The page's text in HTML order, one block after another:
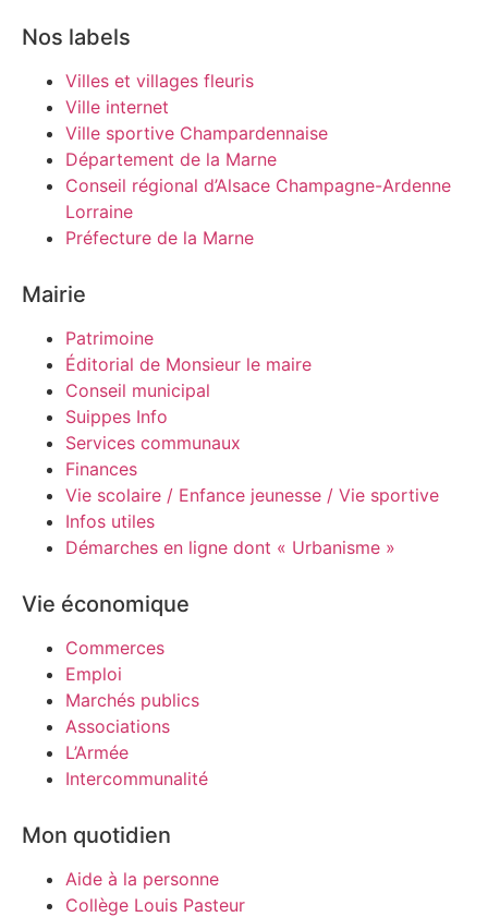
Nos labels
Villes et villages fleuris
Ville internet
Ville sportive Champardennaise
Département de la Marne
Conseil régional d’Alsace Champagne-Ardenne
Lorraine
Préfecture de la Marne
Mairie
Patrimoine
Éditorial de Monsieur le maire
Conseil municipal
Suippes Info
Services communaux
Finances
Vie scolaire / Enfance jeunesse / Vie sportive
Infos utiles
Démarches en ligne dont « Urbanisme »
Vie économique
Commerces
Emploi
Marchés publics
Associations
L’Armée
Intercommunalité
Mon quotidien
Aide à la personne
Collège Louis Pasteur